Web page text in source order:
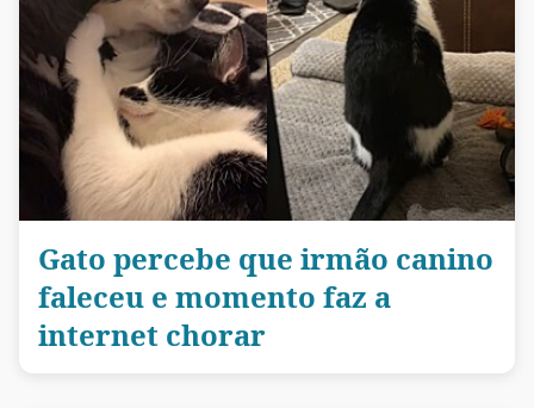
Gato percebe que irmão canino
faleceu e momento faz a
internet chorar